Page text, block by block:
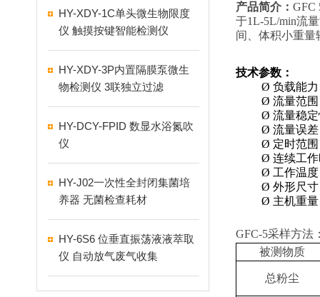
HY-XDY-1C单头微生物限度
仪 触摸按键智能检测仪
HY-XDY-3P内置隔膜泵微生
物检测仪 3联独立过滤
HY-DCY-FPID 数显水浴氮吹
仪
HY-J02一次性全封闭集菌培
养器 无菌检查耗材
HY-6S6 位垂直振荡液液萃取
仪 自动放气废气收集
产品简介： GFC
于1L-5L/min流
间、体积小重量
技术参数：
Ø 负载能
Ø 流量范
Ø 流量稳
Ø 流量误
Ø 定时范
Ø 连续工
Ø 工作温
Ø 外形尺
Ø 主机重
GFC-5采样方法
被测物质
总粉尘